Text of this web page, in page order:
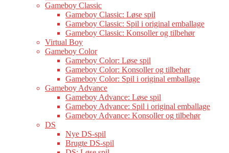
Gameboy Classic
Gameboy Classic: Løse spil
Gameboy Classic: Spil i original emballage
Gameboy Classic: Konsoller og tilbehør
Virtual Boy
Gameboy Color
Gameboy Color: Løse spil
Gameboy Color: Konsoller og tilbehør
Gameboy Color: Spil i original emballage
Gameboy Advance
Gameboy Advance: Løse spil
Gameboy Advance: Spil i original emballage
Gameboy Advance: Konsoller og tilbehør
DS
Nye DS-spil
Brugte DS-spil